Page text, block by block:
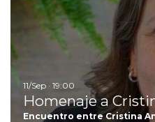
11/Sep · 19:00
Homenaje a
Encuentro entre Cristina